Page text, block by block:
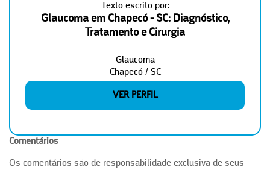
Texto escrito por:
Glaucoma em Chapecó - SC: Diagnóstico,
Tratamento e Cirurgia
Glaucoma
Chapecó / SC
VER PERFIL
Comentários
Os comentários são de responsabilidade exclusiva de seus